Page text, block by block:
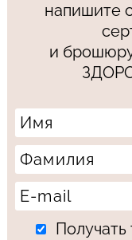
напишите
и
Получать